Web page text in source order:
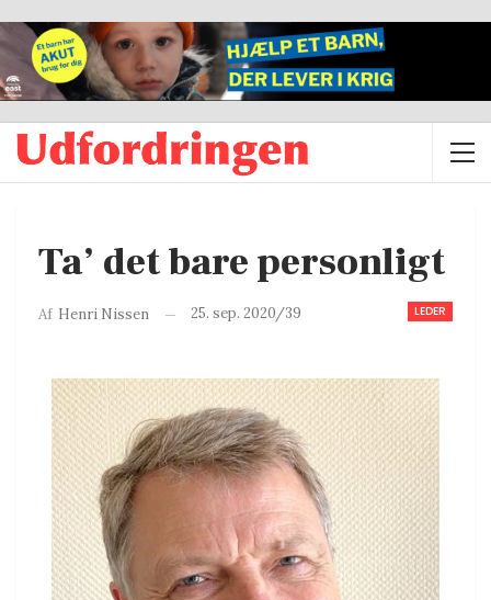
Ta’ det bare personligt
LEDER
Af Henri Nissen 25. sep. 2020/39